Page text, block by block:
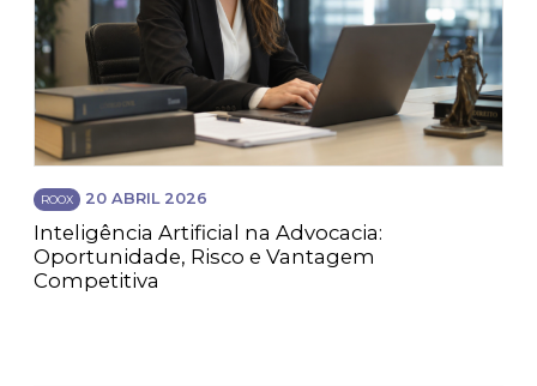
ROOX 20 ABRIL 2026
Inteligência Artificial na Advocacia:
Oportunidade, Risco e Vantagem
Competitiva